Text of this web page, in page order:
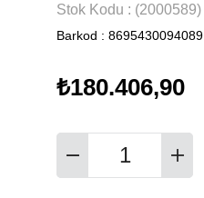
Stok Kodu (2000589)
Barkod : 8695430094089
₺180.406,90